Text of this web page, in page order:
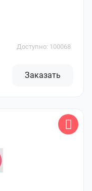
Доступно: 100068
Заказать